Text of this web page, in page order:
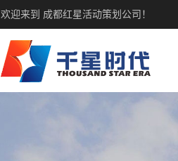
欢迎来到 成都红星活动策划公司！